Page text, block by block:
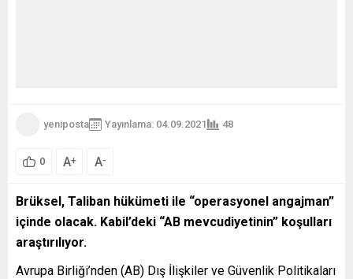
yeniposta Yayınlama: 04.09.2021 48
0 A+ A-
Brüksel, Taliban hükümeti ile “operasyonel angajman”
içinde olacak. Kabil’deki “AB mevcudiyetinin” koşulları
araştırılıyor.
Avrupa Birliği’nden (AB) Dış İlişkiler ve Güvenlik Politikaları